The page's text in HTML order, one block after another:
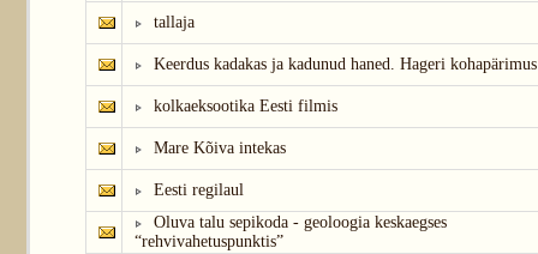
tallaja
Keerdus kadakas ja kadunud haned. Hageri kohapärimus
kolkaeksootika Eesti filmis
Mare Kõiva intekas
Eesti regilaul
Oluva talu sepikoda - geoloogia keskaegses
“rehvivahetuspunktis”